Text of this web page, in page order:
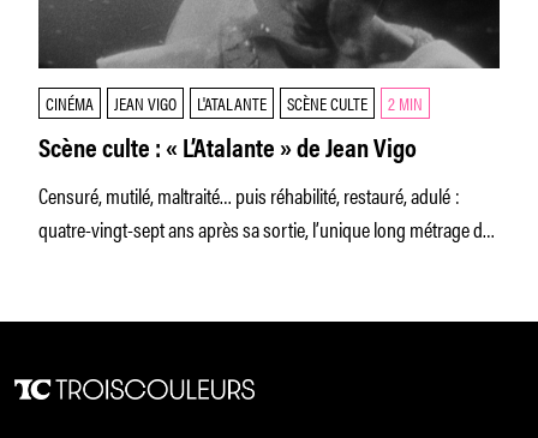
CINÉMA JEAN VIGO L'ATALANTE SCÈNE CULTE 2 MIN
Scène culte : « L’Atalante » de Jean Vigo
Censuré, mutilé, maltraité… puis réhabilité, restauré, adulé :
quatre-vingt-sept ans après sa sortie, l’unique long métrage de